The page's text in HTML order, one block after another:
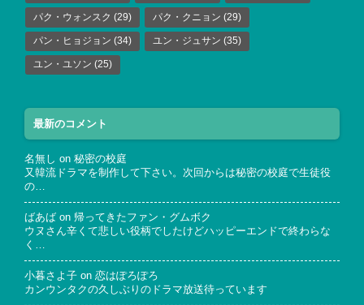
パク・ウォンスク (29) パク・クニョン (29)
パン・ヒョジョン (34) ユン・ジュサン (35)
ユン・ユソン (25)
最新のコメント
名無し on 秘密の校庭
又韓流ドラマを制作して下さい。次回からは秘密の校庭で生徒役
の…
ばあば on 帰ってきたファン・グムボク
ウヌさん辛くて悲しい役柄でしたけどハッピーエンドで終わらな
く…
小暮さよ子 on 恋はぽろぽろ
カンウンタクの久しぶりのドラマ放送待っています